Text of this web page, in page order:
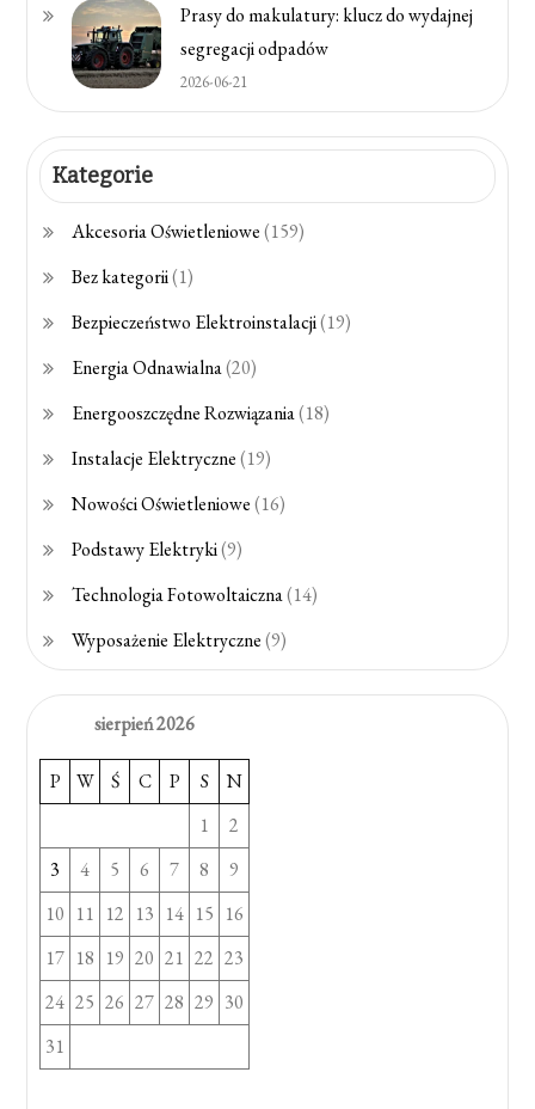
Prasy do makulatury: klucz do wydajnej
segregacji odpadów
2026-06-21
Kategorie
Akcesoria Oświetleniowe(159)
Bez kategorii(1)
Bezpieczeństwo Elektroinstalacji(19)
Energia Odnawialna(20)
Energooszczędne Rozwiązania(18)
Instalacje Elektryczne(19)
Nowości Oświetleniowe(16)
Podstawy Elektryki(9)
Technologia Fotowoltaiczna(14)
Wyposażenie Elektryczne(9)
sierpień 2026
P W Ś C P S
N
1
2
3
4 5 6 7 8
9
10 11 12 13 14 15 16
17 18 19 20 21 22 23
24 25 26 27 28 29 30
31